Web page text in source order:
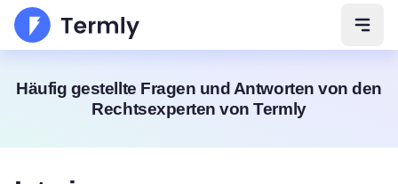
Häufig gestellte Fragen und Antworten von den
Rechtsexperten von Termly